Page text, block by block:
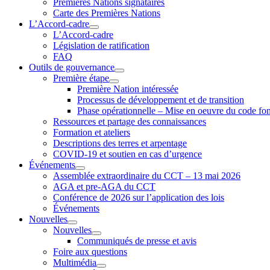
Premières Nations signataires
Carte des Premières Nations
L’Accord-cadre
L’Accord-cadre
Législation de ratification
FAQ
Outils de gouvernance
Première étape
Première Nation intéressée
Processus de développement et de transition
Phase opérationnelle – Mise en oeuvre du code
Ressources et partage des connaissances
Formation et ateliers
Descriptions des terres et arpentage
COVID-19 et soutien en cas d’urgence
Événements
Assemblée extraordinaire du CCT – 13 mai 2026
AGA et pre-AGA du CCT
Conférence de 2026 sur l’application des lois
Événements
Nouvelles
Nouvelles
Communiqués de presse et avis
Foire aux questions
Multimédia